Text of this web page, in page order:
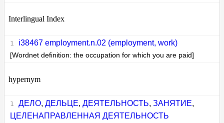
Interlingual Index
i38467 employment.n.02 (employment, work)
[Wordnet definition: the occupation for which you are paid]
hypernym
ДЕЛО, ДЕЛЬЦЕ, ДЕЯТЕЛЬНОСТЬ, ЗАНЯТИЕ,
ЦЕЛЕНАПРАВЛЕННАЯ ДЕЯТЕЛЬНОСТЬ